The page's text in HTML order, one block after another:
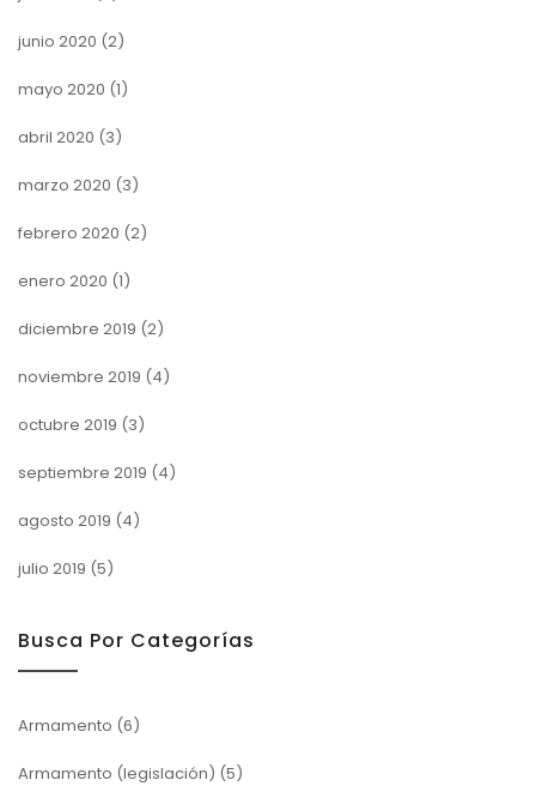
junio 2020 (2)
mayo 2020 (1)
abril 2020 (3)
marzo 2020 (3)
febrero 2020 (2)
enero 2020 (1)
diciembre 2019 (2)
noviembre 2019 (4)
octubre 2019 (3)
septiembre 2019 (4)
agosto 2019 (4)
julio 2019 (5)
Busca Por Categorías
Armamento (6)
Armamento (legislación) (5)